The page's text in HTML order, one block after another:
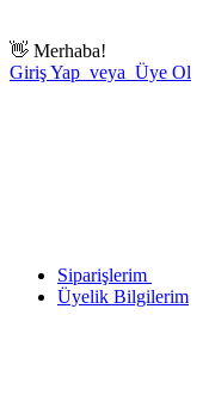
👋 Merhaba!
Giriş Yap veya Üye Ol
Siparişlerim
Üyelik Bilgilerim